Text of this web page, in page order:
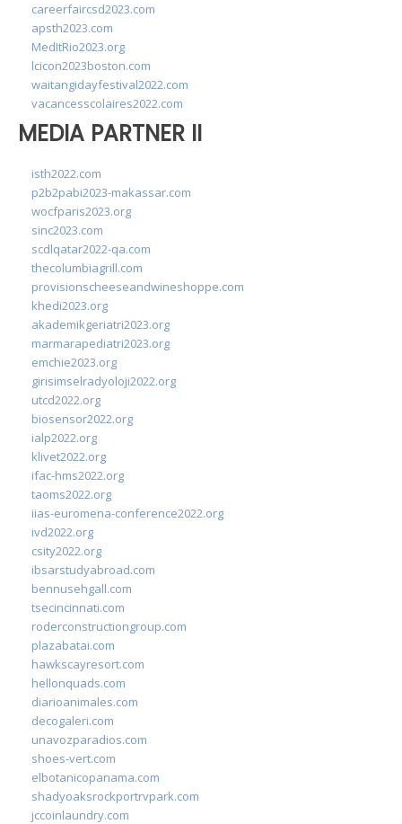
careerfaircsd2023.com
apsth2023.com
MedItRio2023.org
lcicon2023boston.com
waitangidayfestival2022.com
vacancesscolaires2022.com
MEDIA PARTNER II
isth2022.com
p2b2pabi2023-makassar.com
wocfparis2023.org
sinc2023.com
scdlqatar2022-qa.com
thecolumbiagrill.com
provisionscheeseandwineshoppe.com
khedi2023.org
akademikgeriatri2023.org
marmarapediatri2023.org
emchie2023.org
girisimselradyoloji2022.org
utcd2022.org
biosensor2022.org
ialp2022.org
klivet2022.org
ifac-hms2022.org
taoms2022.org
iias-euromena-conference2022.org
ivd2022.org
csity2022.org
ibsarstudyabroad.com
bennusehgall.com
tsecincinnati.com
roderconstructiongroup.com
plazabatai.com
hawkscayresort.com
hellonquads.com
diarioanimales.com
decogaleri.com
unavozparadios.com
shoes-vert.com
elbotanicopanama.com
shadyoaksrockportrvpark.com
jccoinlaundry.com